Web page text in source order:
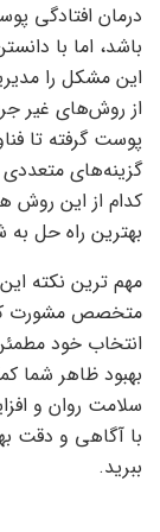
درمان افتادگی
باشد، اما با
این مشکل را
از روش‌های غیر
پوست گرفته تا
گزینه‌های
کدام از این روش
بهترین راه حل
مهم ترین نکته
متخصص مشورت
انتخاب خود
بهبود ظاهر شما
سلامت روان و
با آگاهی و دقت
ببرید.